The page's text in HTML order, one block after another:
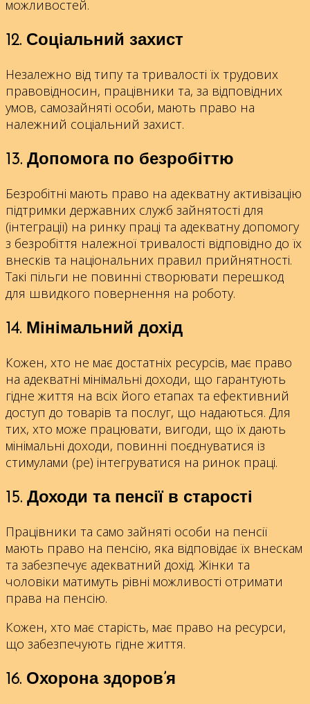
можливостей.
12. Соціальний захист
Незалежно від типу та тривалості їх трудових
правовідносин, працівники та, за відповідних
умов, самозайняті особи, мають право на
належний соціальний захист.
13. Допомога по безробіттю
Безробітні мають право на адекватну активізацію
підтримки державних служб зайнятості для
(інтеграції) на ринку праці та адекватну допомогу
з безробіття належної тривалості відповідно до їх
внесків та національних правил прийнятності.
Такі пільги не повинні створювати перешкод
для швидкого повернення на роботу.
14. Мінімальний дохід
Кожен, хто не має достатніх ресурсів, має право
на адекватні мінімальні доходи, що гарантують
гідне життя на всіх його етапах та ефективний
доступ до товарів та послуг, що надаються. Для
тих, хто може працювати, вигоди, що їх дають
мінімальні доходи, повинні поєднуватися із
стимулами (ре) інтегруватися на ринок праці.
15. Доходи та пенсії в старості
Працівники та само зайняті особи на пенсії
мають право на пенсію, яка відповідає їх внескам
та забезпечує адекватний дохід. Жінки та
чоловіки матимуть рівні можливості отримати
права на пенсію.
Кожен, хто має старість, має право на ресурси,
що забезпечують гідне життя.
16. Охорона здоров’я